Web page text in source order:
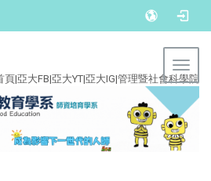
頁|亞大FB|亞大YT|亞大IG|管理暨社會科學院